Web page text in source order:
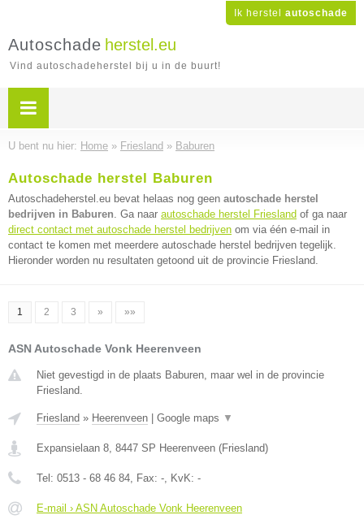
Ik herstel autoschade
Autoschade herstel.eu
Vind autoschadeherstel bij u in de buurt!
U bent nu hier: Home » Friesland » Baburen
Autoschade herstel Baburen
Autoschadeherstel.eu bevat helaas nog geen autoschade herstel
bedrijven in Baburen. Ga naar autoschade herstel Friesland of ga naar
direct contact met autoschade herstel bedrijven om via één e-mail in
contact te komen met meerdere autoschade herstel bedrijven tegelijk.
Hieronder worden nu resultaten getoond uit de provincie Friesland.
1 2 3 » »»
ASN Autoschade Vonk Heerenveen
Niet gevestigd in de plaats Baburen, maar wel in de provincie
Friesland.
Friesland » Heerenveen Google maps ▼
Expansielaan 8, 8447 SP Heerenveen (Friesland)
Tel: 0513 - 68 46 84, Fax: -, KvK: -
E-mail › ASN Autoschade Vonk Heerenveen